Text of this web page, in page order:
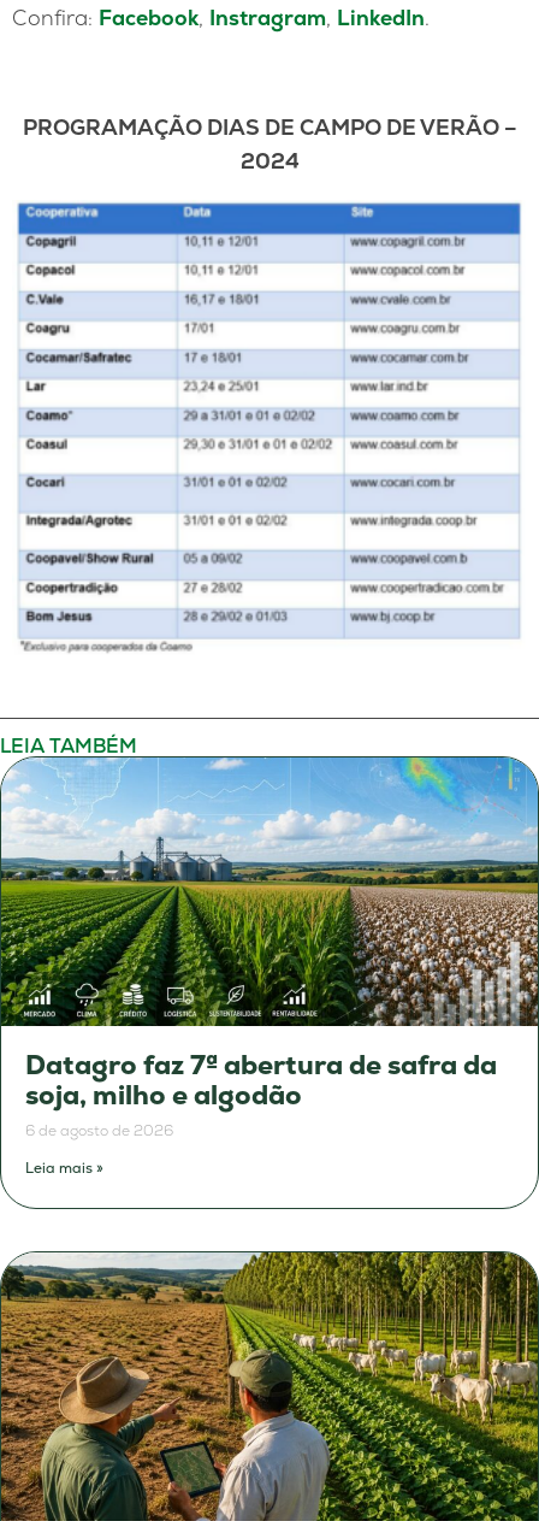
Confira: Facebook, Instragram, LinkedIn.
PROGRAMAÇÃO DIAS DE CAMPO DE VERÃO –
2024
LEIA TAMBÉM
Datagro faz 7ª abertura de safra da
soja, milho e algodão
6 de agosto de 2026
Leia mais »